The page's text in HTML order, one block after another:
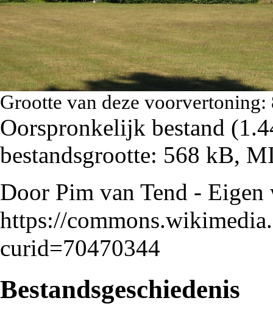
Grootte van deze voorvertoning:
Oorspronkelijk bestand
bestandsgrootte: 568 kB,
Door Pim van Tend -
https://
curid=70470344
Bestandsgeschiedenis